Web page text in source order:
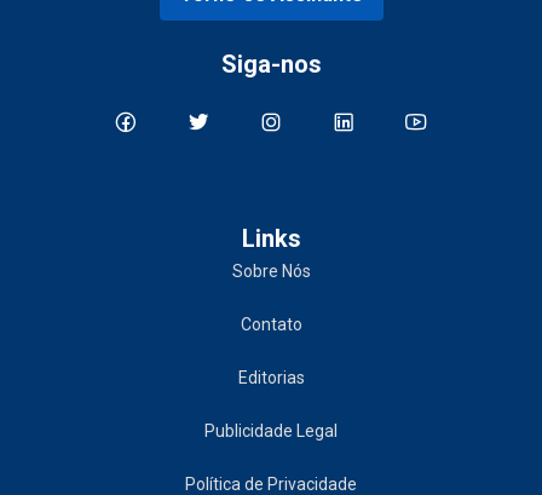
Siga-nos
Links
Sobre Nós
Contato
Editorias
Publicidade Legal
Política de Privacidade